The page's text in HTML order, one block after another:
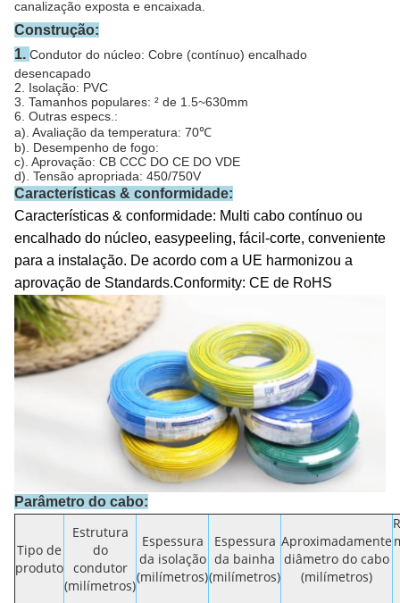
canalização exposta e encaixada.
Construção:
1. Condutor do núcleo: Cobre (contínuo) encalhado
desencapado
2. Isolação: PVC
3. Tamanhos populares: ² de 1.5~630mm
6. Outras especs.:
a). Avaliação da temperatura: 70℃
b). Desempenho de fogo:
c). Aprovação: CB CCC DO CE DO VDE
d). Tensão apropriada: 450/750V
Características & conformidade:
Características & conformidade: Multi cabo contínuo ou
encalhado do núcleo, easypeeling, fácil-corte, conveniente
para a instalação. De acordo com a UE harmonizou a
aprovação de Standards.Conformity: CE de RoHS
Parâmetro do cabo:
Tipo de
produto
Estrutura
do
condutor
(milímetros)
Espessura
da isolação
(milímetros)
Espessura
da bainha
(milímetros)
Aproximadamente
diâmetro do cabo
(milímetros)